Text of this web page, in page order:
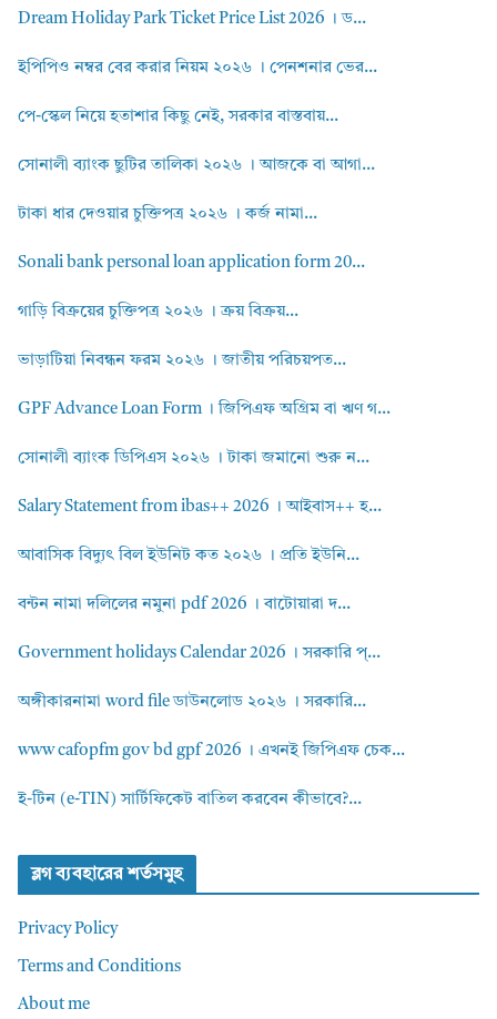
Dream Holiday Park Ticket Price List 2026 । ড...
ইপিপিও নম্বর বের করার নিয়ম ২০২৬ । পেনশনার ভের...
পে-স্কেল নিয়ে হতাশার কিছু নেই, সরকার বাস্তবায়...
সোনালী ব্যাংক ছুটির তালিকা ২০২৬ । আজকে বা আগা...
টাকা ধার দেওয়ার চুক্তিপত্র ২০২৬ । কর্জ নামা...
Sonali bank personal loan application form 20...
গাড়ি বিক্রয়ের চুক্তিপত্র ২০২৬ । ক্রয় বিক্রয়...
ভাড়াটিয়া নিবন্ধন ফরম ২০২৬ । জাতীয় পরিচয়পত...
GPF Advance Loan Form । জিপিএফ অগ্রিম বা ঋণ গ...
সোনালী ব্যাংক ডিপিএস ২০২৬ । টাকা জমানো শুরু ন...
Salary Statement from ibas++ 2026 । আইবাস++ হ...
আবাসিক বিদ্যুৎ বিল ইউনিট কত ২০২৬ । প্রতি ইউনি...
বন্টন নামা দলিলের নমুনা pdf 2026 । বাটোয়ারা দ...
Government holidays Calendar 2026 । সরকারি প্...
অঙ্গীকারনামা word file ডাউনলোড ২০২৬ । সরকারি...
www cafopfm gov bd gpf 2026 । এখনই জিপিএফ চেক...
ই-টিন (e-TIN) সার্টিফিকেট বাতিল করবেন কীভাবে?...
ব্লগ ব্যবহারের শর্তসমুহ
Privacy Policy
Terms and Conditions
About me